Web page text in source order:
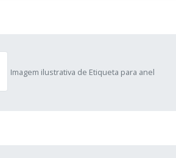
Imagem ilustrativa de Etiqueta para anel